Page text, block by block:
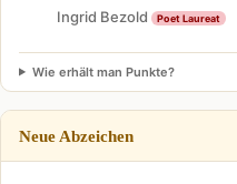
Ingrid Bezold Poet Laureat
Wie erhält man Punkte?
Neue Abzeichen